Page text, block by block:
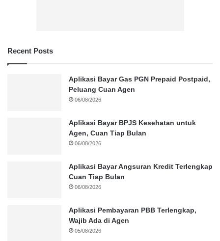
Recent Posts
Aplikasi Bayar Gas PGN Prepaid Postpaid,
Peluang Cuan Agen
06/08/2026
Aplikasi Bayar BPJS Kesehatan untuk
Agen, Cuan Tiap Bulan
06/08/2026
Aplikasi Bayar Angsuran Kredit Terlengkap
Cuan Tiap Bulan
06/08/2026
Aplikasi Pembayaran PBB Terlengkap,
Wajib Ada di Agen
05/08/2026